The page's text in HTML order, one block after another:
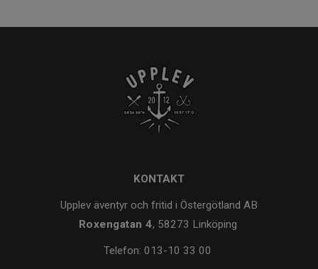
KONTAKT
Upplev äventyr och fritid i Östergötland AB
Roxengatan 4, 58273 Linköping
Telefon: 013-10 33 00